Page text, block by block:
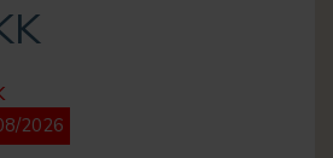
2026